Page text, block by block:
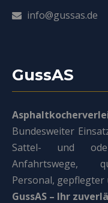
info@gussas.de
GussAS
Bundesweiter
Sattel- und
Anfahrtswege,
Personal,
GussAS – Ihr